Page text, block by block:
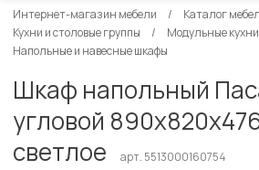
Интернет-магазин мебели
Каталог
Кухни и столовые группы
Модульные кухни
Напольные и навесные шкафы
Шкаф напольный
угловой
светлое
арт. 5513000160754